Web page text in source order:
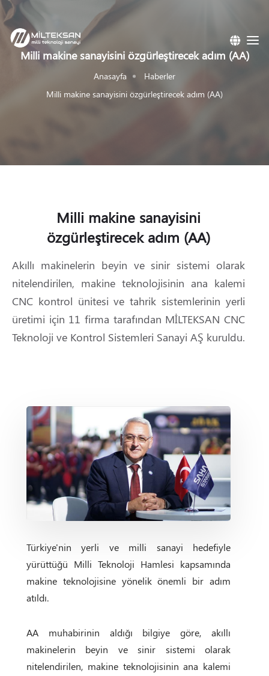
Milli makine sanayisini özgürleştirecek adım (AA)
Anasayfa
Haberler
Milli makine sanayisini özgürleştirecek adım (AA)
Milli makine sanayisini
özgürleştirecek adım (AA)
Akıllı makinelerin beyin ve sinir sistemi olarak
nitelendirilen, makine teknolojisinin ana kalemi
CNC kontrol ünitesi ve tahrik sistemlerinin yerli
üretimi için 11 firma tarafından MİLTEKSAN CNC
Teknoloji ve Kontrol Sistemleri Sanayi AŞ kuruldu.
Türkiye'nin yerli ve milli sanayi hedefiyle
yürüttüğü Milli Teknoloji Hamlesi kapsamında
makine teknolojisine yönelik önemli bir adım
atıldı.
AA muhabirinin aldığı bilgiye göre, akıllı
makinelerin beyin ve sinir sistemi olarak
nitelendirilen, makine teknolojisinin ana kalemi